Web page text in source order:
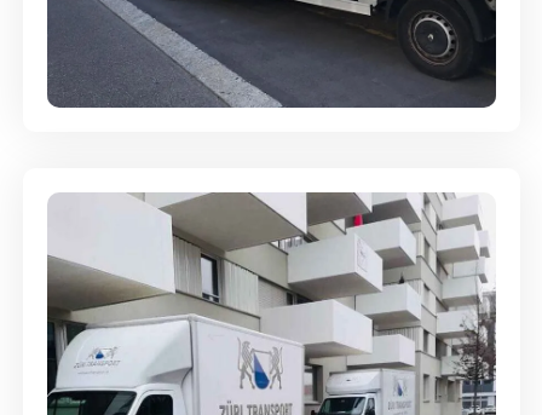
Full-Service - Für Privatumzüge